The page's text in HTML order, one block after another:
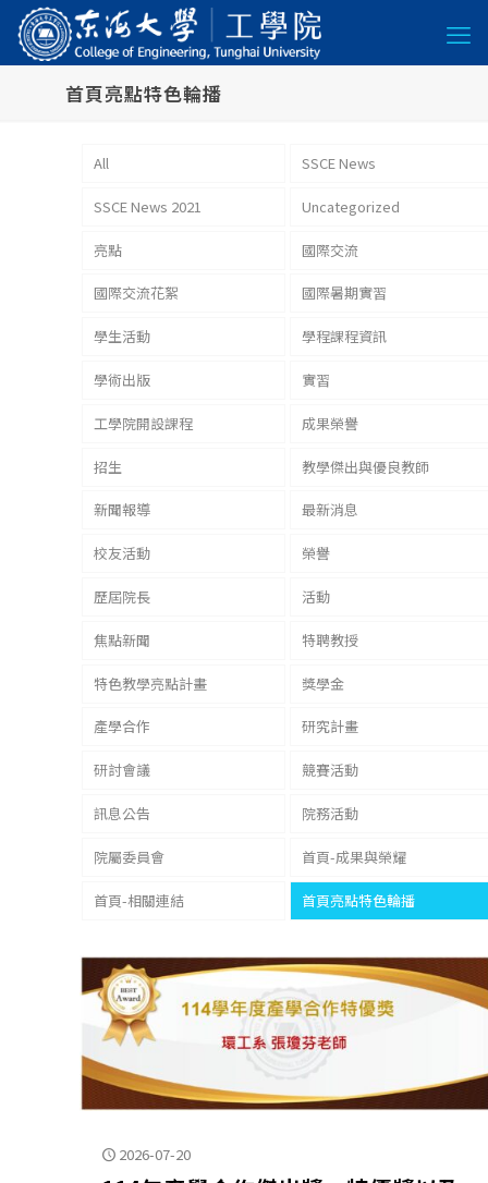
首頁亮點特色輪播
All SSCE News
SSCE News 2021 Uncategorized
亮點 國際交流
國際交流花絮 國際暑期實習
學生活動 學程課程資訊
學術出版 實習
工學院開設課程 成果榮譽
招生 教學傑出與優良教師
新聞報導 最新消息
校友活動 榮譽
歷屆院長 活動
焦點新聞 特聘教授
特色教學亮點計畫 獎學金
產學合作 研究計畫
研討會議 競賽活動
訊息公告 院務活動
院屬委員會 首頁-成果與榮耀
首頁-相關連結 首頁亮點特色輪播
2026-07-20